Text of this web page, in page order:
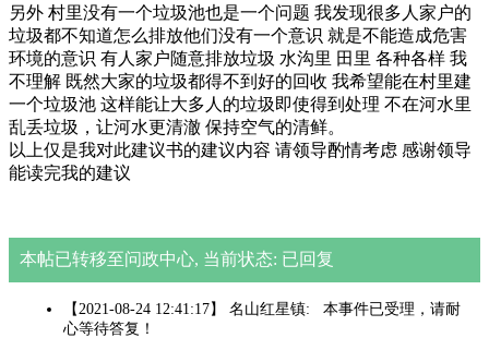
另外 村里没有一个垃圾池也是一个问题 我发现很多人家户的
垃圾都不知道怎么排放他们没有一个意识 就是不能造成危害
环境的意识 有人家户随意排放垃圾 水沟里 田里 各种各样 我
不理解 既然大家的垃圾都得不到好的回收 我希望能在村里建
一个垃圾池 这样能让大多人的垃圾即使得到处理 不在河水里
乱丢垃圾，让河水更清澈 保持空气的清鲜。
以上仅是我对此建议书的建议内容 请领导酌情考虑 感谢领导
能读完我的建议
本帖已转移至问政中心, 当前状态: 已回复
【2021-08-24 12:41:17】 名山红星镇: 本事件已受理，请耐
心等待答复！